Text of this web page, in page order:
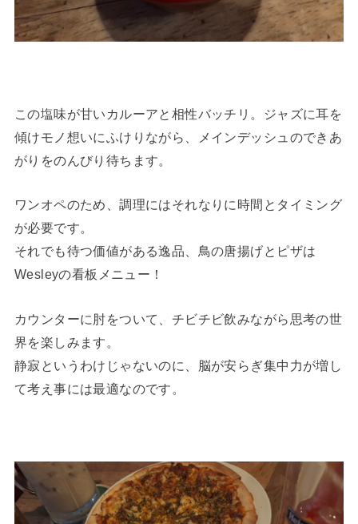
この塩味が甘いカルーアと相性バッチリ。ジャズに耳を
傾けモノ想いにふけりながら、メインデッシュのできあ
がりをのんびり待ちます。
ワンオペのため、調理にはそれなりに時間とタイミング
が必要です。
それでも待つ価値がある逸品、鳥の唐揚げとピザは
Wesleyの看板メニュー！
カウンターに肘をついて、チビチビ飲みながら思考の世
界を楽しみます。
静寂というわけじゃないのに、脳が安らぎ集中力が増し
て考え事には最適なのです。